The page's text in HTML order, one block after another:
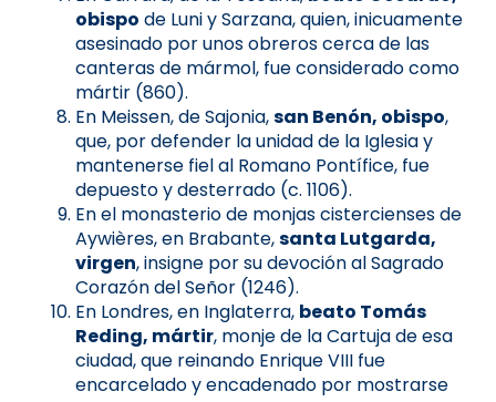
obispo de Luni y Sarzana, quien, inicuamente
asesinado por unos obreros cerca de las
canteras de mármol, fue considerado como
mártir (860).
En Meissen, de Sajonia,san Benón, obispo,
que, por defender la unidad de la Iglesia y
mantenerse fiel al Romano Pontífice, fue
depuesto y desterrado (c. 1106).
En el monasterio de monjas cistercienses de
Aywières, en Brabante,santa Lutgarda,
virgen, insigne por su devoción al Sagrado
Corazón del Señor (1246).
En Londres, en Inglaterra, beato Tomás
Reding, mártir, monje de la Cartuja de esa
ciudad, que reinando Enrique VIII fue
encarcelado y encadenado por mostrarse